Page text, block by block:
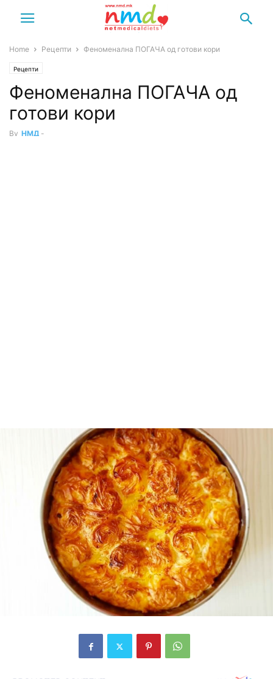
Home Рецепти Феноменална ПОГАЧА од готови кори
Рецепти
Феноменална ПОГАЧА од
готови кори
By НМД -